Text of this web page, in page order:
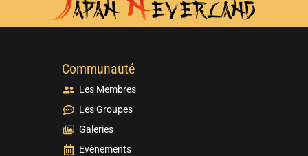
Communauté
Les Membres
Les Groupes
Galeries
Evènements